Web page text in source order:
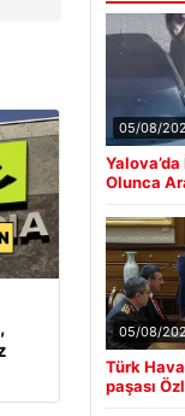
05/08/
Olunca
05/08/
Türk
paşası